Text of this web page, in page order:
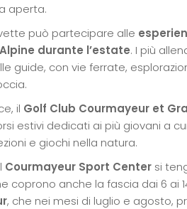
aperta.
può partecipare alle
durante l’estate. I più
guide, con vie ferrate,
il Golf Club Courmayeur et
estivi dedicati ai più giovani a
e giochi nella natura.
Courmayeur Sport Center si
coprono anche la fascia dai 6 ai
, che nei mesi di luglio e agosto,